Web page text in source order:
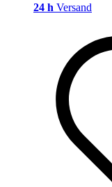
24 h Versand